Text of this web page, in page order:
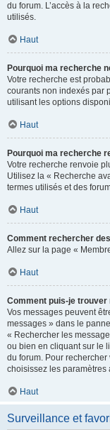
du forum. L’accès à la
utilisés.
Haut
Pourquoi ma recherche
Votre recherche est
courants non indexés par
utilisant les options
Haut
Pourquoi ma recherche
Votre recherche renvoie
Utilisez la « Recherche
termes utilisés et des
Haut
Comment rechercher
Allez sur la page «
Haut
Comment puis-je
Vos messages peuvent
messages » dans le
« Rechercher les
ou bien en cliquant sur le
du forum. Pour
choisissez les paramètres
Haut
Surveillance et